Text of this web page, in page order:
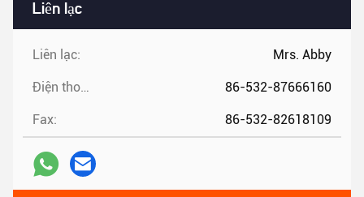
Liên lạc
Liên lạc: Mrs. Abby
Điện thoại: 86-532-87666160
Fax: 86-532-82618109